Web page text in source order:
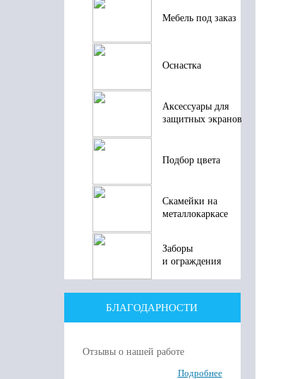
Мебель под заказ
Оснастка
Аксессуары для
защитных экранов
Подбор цвета
Скамейки на
металлокаркасе
Заборы
и ограждения
БЛАГОДАРНОСТИ
Отзывы о нашей работе
Подробнее